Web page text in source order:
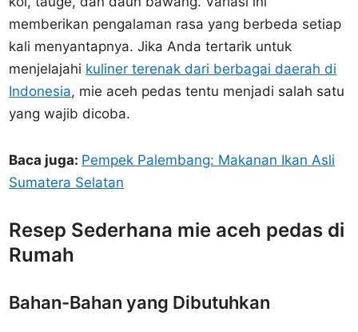
memberikan pengalaman rasa yang berbeda setiap
kali menyantapnya. Jika Anda tertarik untuk
menjelajahi kuliner terenak dari berbagai daerah di
Indonesia, mie aceh pedas tentu menjadi salah satu
yang wajib dicoba.
Baca juga: Pempek Palembang: Makanan Ikan Asli
Sumatera Selatan
Resep Sederhana mie aceh pedas di
Rumah
Bahan-Bahan yang Dibutuhkan